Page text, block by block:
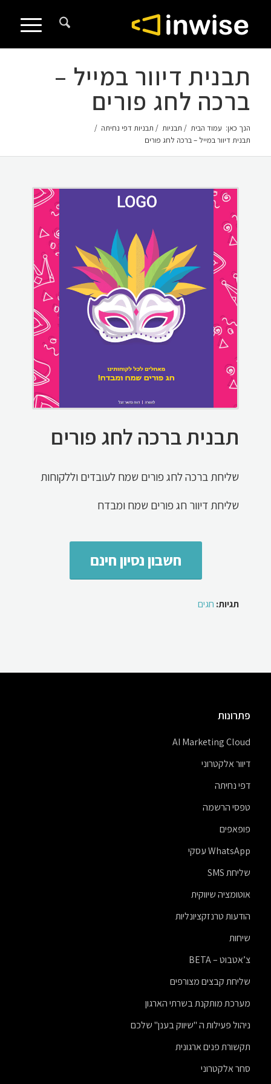
תבנית דיוור במייל –
ברכה לחג פורים
הנך כאן: עמוד הבית / תבניות / תבניות דפי נחיתה /
תבנית דיוור במייל – ברכה לחג פורים
תבנית ברכה לחג פורים
שליחת ברכה לחג פורים שמח לעובדים וללקוחות
שליחת דיוור חג פורים שמח ומבדח
חשבון נסיון חינם
תגיות: חגים
פתרונות
AI Marketing Cloud
דיוור אלקטרוני
דפי נחיתה
טפסי הרשמה
פופאפים
WhatsApp עסקי
שליחת SMS
אוטומציה שיווקית
הודעות טרנזקציונליות
שיחות
צ’אטבוט – BETA
שליחת קבצים מצורפים
מערכת מותקנת בשרתי הארגון
ניהול פעילות ה "שיווק בענן" שלכם
תקשורת פנים ארגונית
סחר אלקטרוני